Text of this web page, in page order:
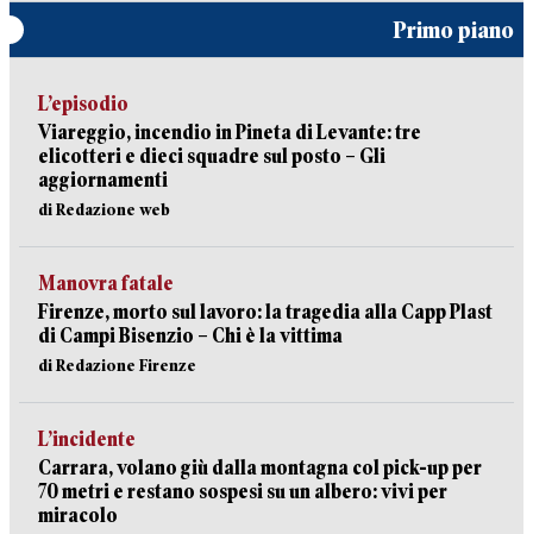
Primo piano
L’episodio
Viareggio, incendio in Pineta di Levante: tre
elicotteri e dieci squadre sul posto – Gli
aggiornamenti
di Redazione web
Manovra fatale
Firenze, morto sul lavoro: la tragedia alla Capp Plast
di Campi Bisenzio – Chi è la vittima
di Redazione Firenze
L’incidente
Carrara, volano giù dalla montagna col pick-up per
70 metri e restano sospesi su un albero: vivi per
miracolo